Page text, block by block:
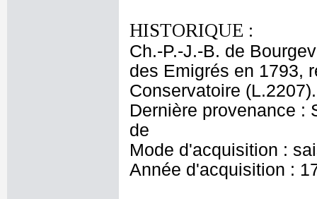
HISTORIQUE :
Ch.-P.-J.-B. de
des Emigrés en 1793,
Conservatoire (L.2207).
Dernière provenance :
de
Mode d'acquisition :
Année d'acquisition :